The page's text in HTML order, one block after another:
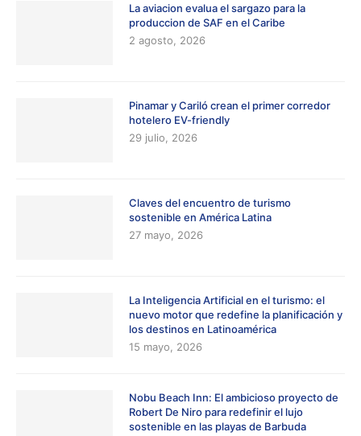
La aviacion evalua el sargazo para la
produccion de SAF en el Caribe
2 agosto, 2026
Pinamar y Cariló crean el primer corredor
hotelero EV-friendly
29 julio, 2026
Claves del encuentro de turismo
sostenible en América Latina
27 mayo, 2026
La Inteligencia Artificial en el turismo: el
nuevo motor que redefine la planificación y
los destinos en Latinoamérica
15 mayo, 2026
Nobu Beach Inn: El ambicioso proyecto de
Robert De Niro para redefinir el lujo
sostenible en las playas de Barbuda